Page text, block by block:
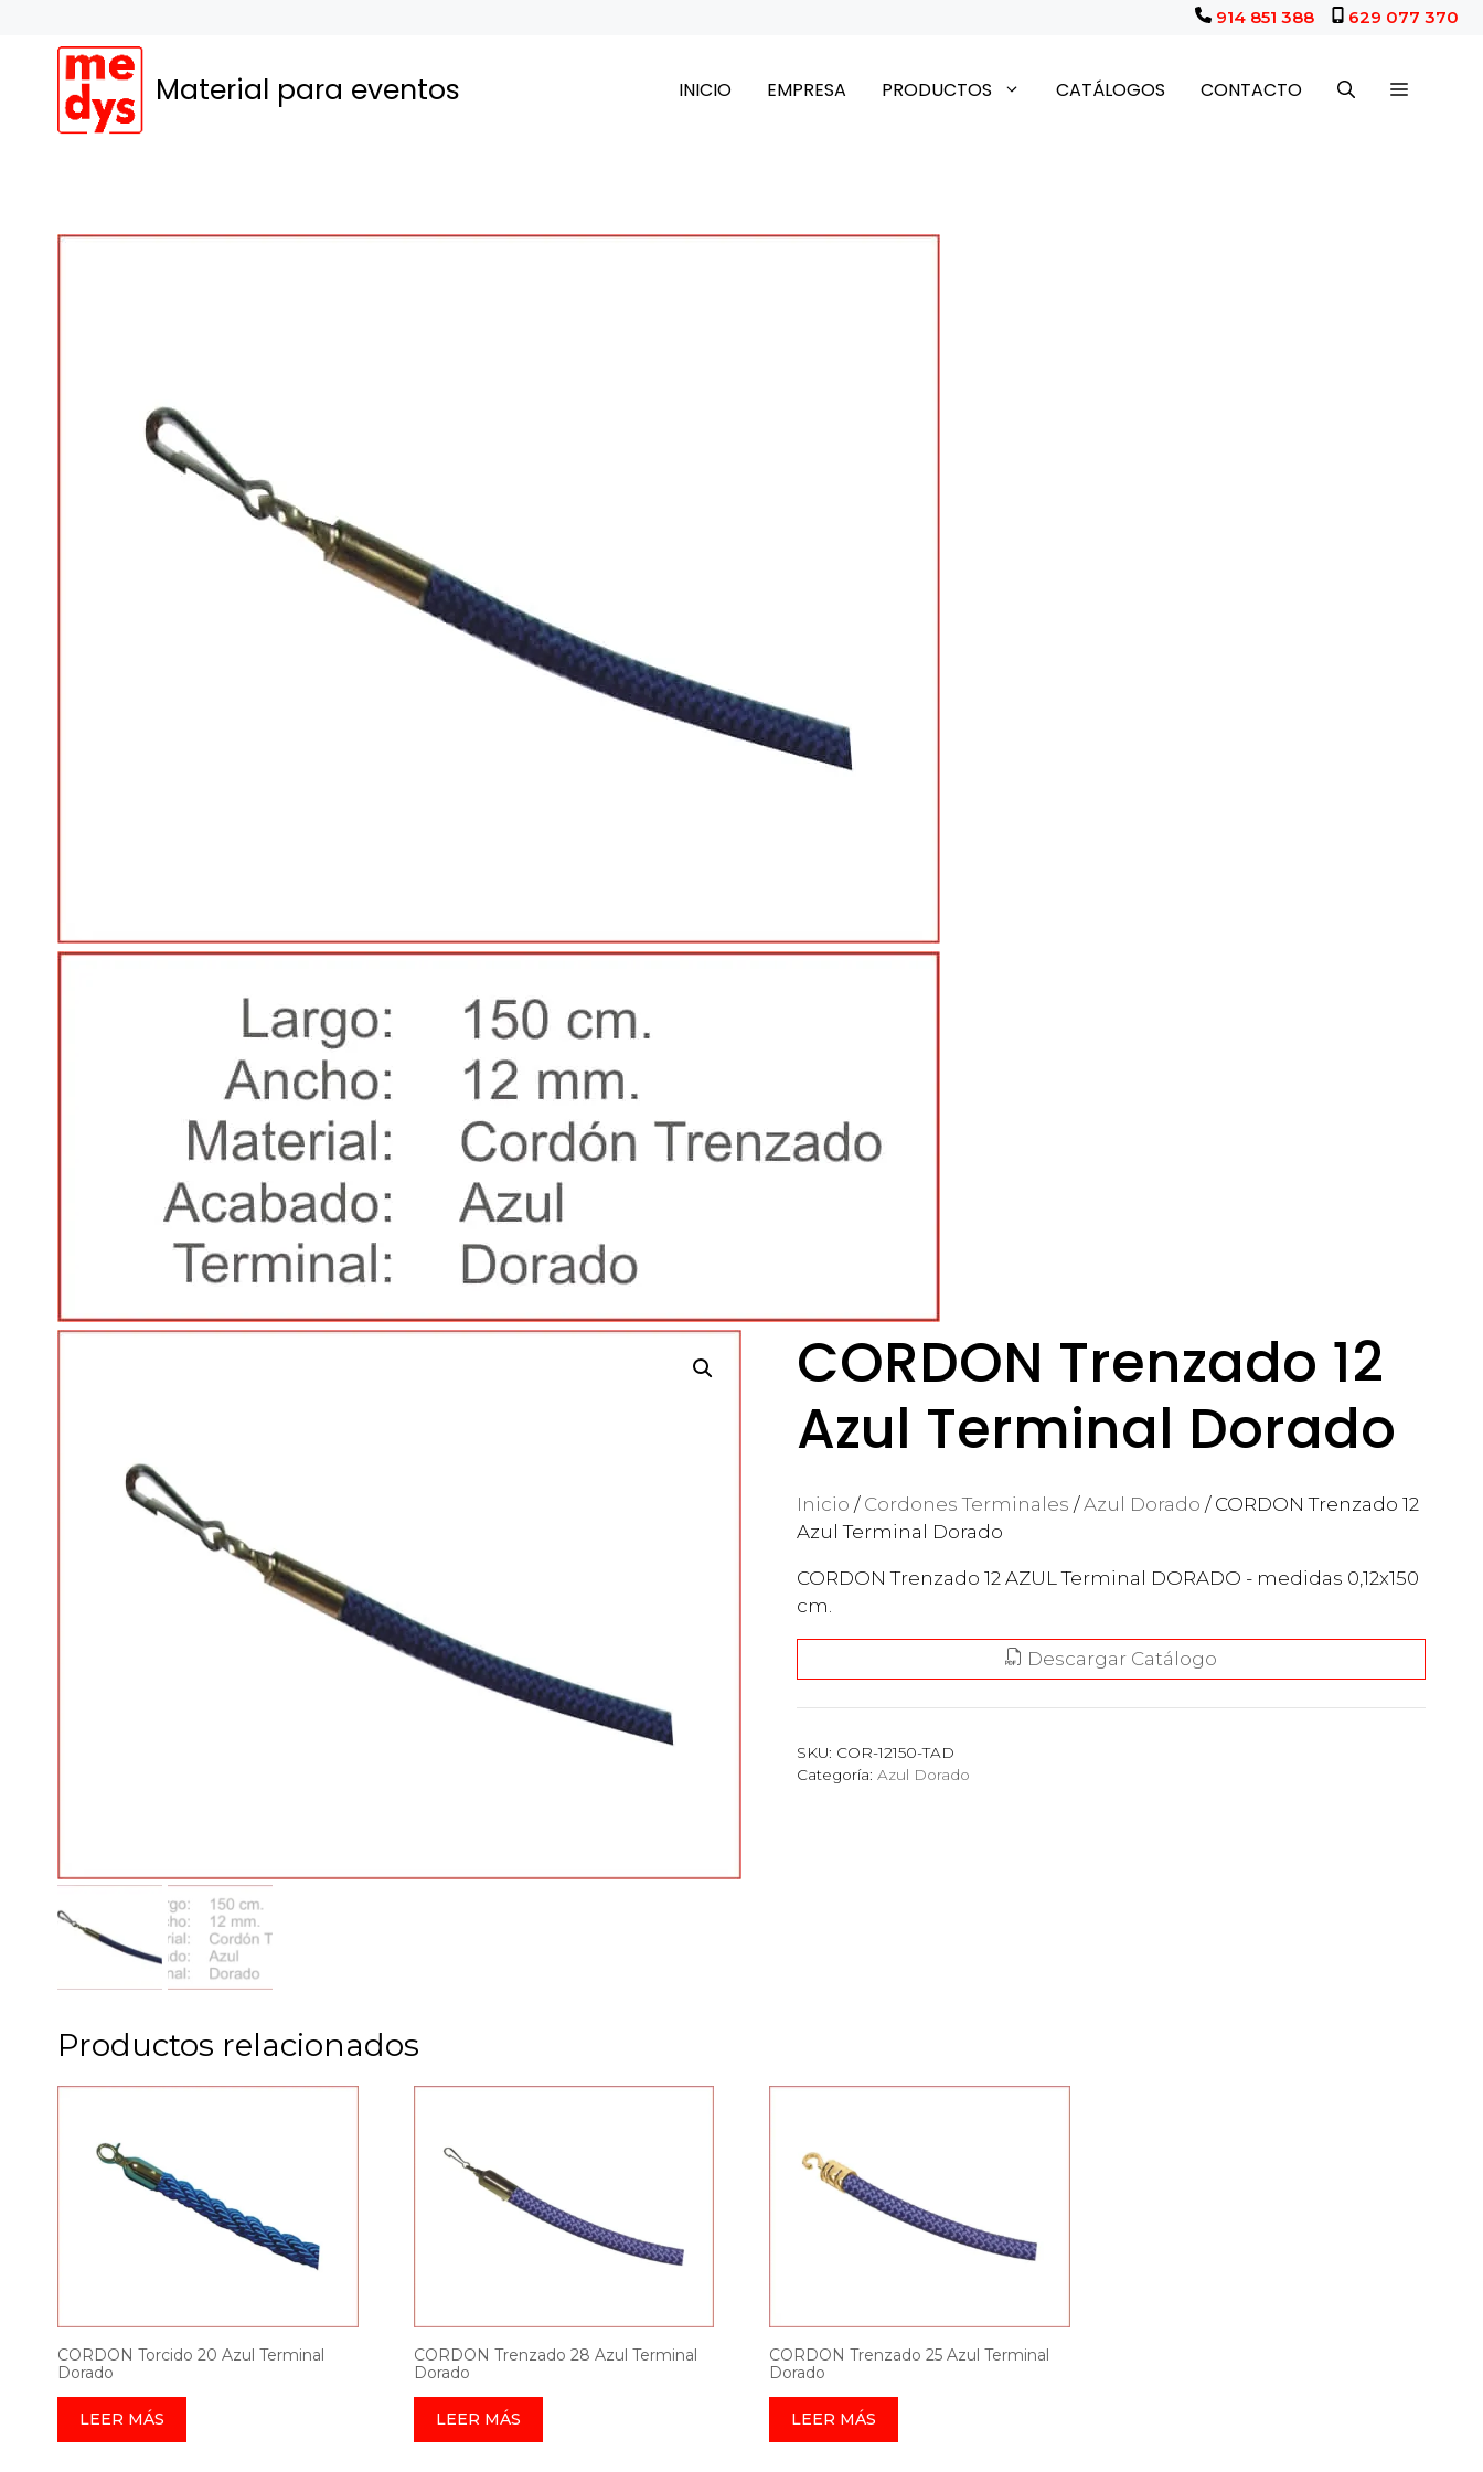
contenido
914 851 388 629 077 370
Material para eventos INICIO EMPRESA PRODUCTOS CATÁLOGOS CONTACTO
CORDON Trenzado 12
Azul Terminal Dorado
Inicio / Cordones Terminales /Azul Dorado / CORDON Trenzado 12
Azul Terminal Dorado
CORDON Trenzado 12 AZUL Terminal DORADO - medidas 0,12x150
cm.
Descargar Catálogo
SKU: COR-12150-TAD
Categoría: Azul Dorado
Productos relacionados
CORDON Torcido 20 Azul Terminal
Dorado
LEER MÁS
CORDON Trenzado 28 Azul Terminal
Dorado
LEER MÁS
CORDON Trenzado 25 Azul Terminal
Dorado
LEER MÁS